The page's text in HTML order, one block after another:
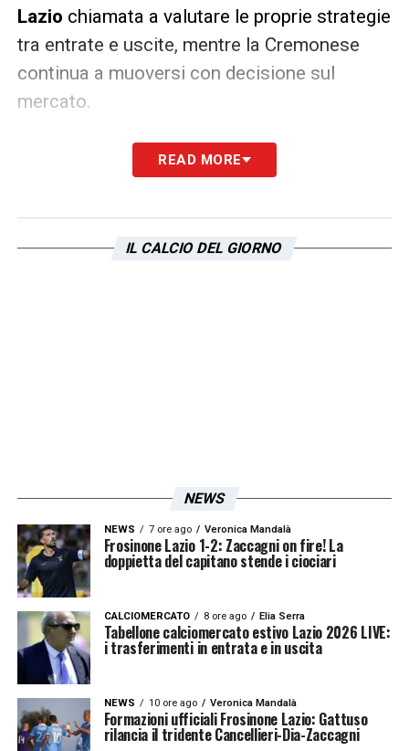
Lazio chiamata a valutare le proprie strategie
tra entrate e uscite, mentre la Cremonese
continua a muoversi con decisione sul
mercato.
LEGGI ANCHE:Calciomercato Lazio, da
Tóth a Mendoza: il piano per il nuovo baby
LA PLAYLIST DELLE NOSTRE TOP NEWS
READ MORE
IL CALCIO DEL GIORNO
NEWS
NEWS 7 ore ago Veronica Mandalà
Frosinone Lazio 1-2: Zaccagni on fire! La
doppietta del capitano stende i ciociari
CALCIOMERCATO 8 ore ago Elia Serra
Tabellone calciomercato estivo Lazio 2026 LIVE:
i trasferimenti in entrata e in uscita
NEWS 10 ore ago Veronica Mandalà
Formazioni ufficiali Frosinone Lazio: Gattuso
rilancia il tridente Cancellieri-Dia-Zaccagni